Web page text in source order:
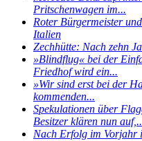
Pritschenwagen im...
Roter Bürgermeister
Italien
Zechhütte: Nach zehn
»Blindflug« bei der
Friedhof wird ein...
»Wir sind erst bei der
kommenden...
Spekulationen über
Besitzer klären nun
Nach Erfolg im Vorjahr